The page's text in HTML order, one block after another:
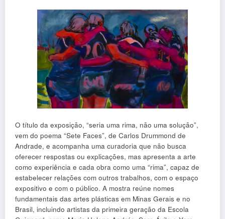
O título da exposição, “seria uma rima, não uma solução”,
vem do poema “Sete Faces”, de Carlos Drummond de
Andrade, e acompanha uma curadoria que não busca
oferecer respostas ou explicações, mas apresenta a arte
como experiência e cada obra como uma “rima”, capaz de
estabelecer relações com outros trabalhos, com o espaço
expositivo e com o público. A mostra reúne nomes
fundamentais das artes plásticas em Minas Gerais e no
Brasil, incluindo artistas da primeira geração da Escola